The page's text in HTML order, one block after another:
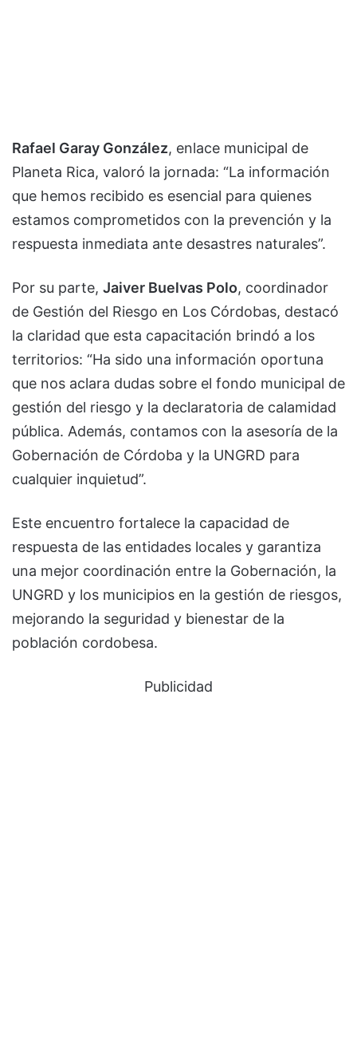
Rafael Garay González, enlace municipal de
Planeta Rica, valoró la jornada: “La información
que hemos recibido es esencial para quienes
estamos comprometidos con la prevención y la
respuesta inmediata ante desastres naturales”.
Por su parte, Jaiver Buelvas Polo, coordinador
de Gestión del Riesgo en Los Córdobas, destacó
la claridad que esta capacitación brindó a los
territorios: “Ha sido una información oportuna
que nos aclara dudas sobre el fondo municipal de
gestión del riesgo y la declaratoria de calamidad
pública. Además, contamos con la asesoría de la
Gobernación de Córdoba y la UNGRD para
cualquier inquietud”.
Este encuentro fortalece la capacidad de
respuesta de las entidades locales y garantiza
una mejor coordinación entre la Gobernación, la
UNGRD y los municipios en la gestión de riesgos,
mejorando la seguridad y bienestar de la
población cordobesa.
Publicidad